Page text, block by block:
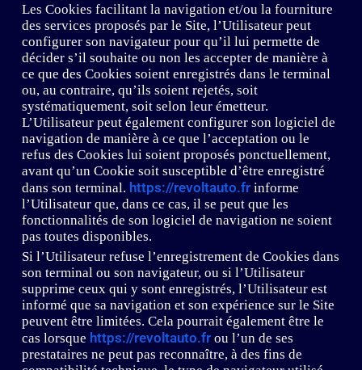
Les Cookies facilitant la navigation et/ou la fourniture
des services proposés par le Site, l’Utilisateur peut
configurer son navigateur pour qu’il lui permette de
décider s’il souhaite ou non les accepter de manière à
ce que des Cookies soient enregistrés dans le terminal
ou, au contraire, qu’ils soient rejetés, soit
systématiquement, soit selon leur émetteur.
L’Utilisateur peut également configurer son logiciel de
navigation de manière à ce que l’acceptation ou le
refus des Cookies lui soient proposés ponctuellement,
avant qu’un Cookie soit susceptible d’être enregistré
dans son terminal. https://revoltauto.frinforme
l’Utilisateur que, dans ce cas, il se peut que les
fonctionnalités de son logiciel de navigation ne soient
pas toutes disponibles.
Si l’Utilisateur refuse l’enregistrement de Cookies dans
son terminal ou son navigateur, ou si l’Utilisateur
supprime ceux qui y sont enregistrés, l’Utilisateur est
informé que sa navigation et son expérience sur le Site
peuvent être limitées. Cela pourrait également être le
cas lorsque https://revoltauto.frou l’un de ses
prestataires ne peut pas reconnaître, à des fins de